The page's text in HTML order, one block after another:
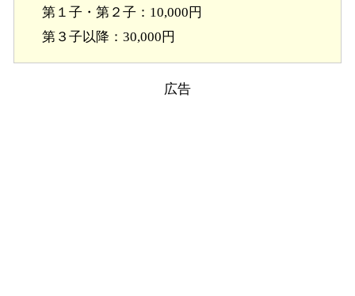
第１子・第２子：10,000円
第３子以降：30,000円